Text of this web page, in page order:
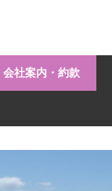
会社案内・約款